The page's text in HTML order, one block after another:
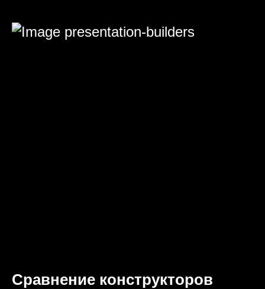
Сравнение конструкторов